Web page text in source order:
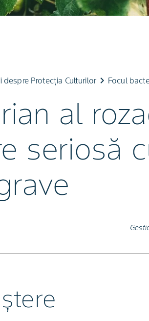
despre Protecția Culturilor keyboard_arrow_right Focul
al
seriosă